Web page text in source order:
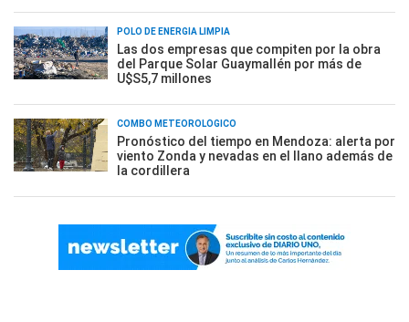
POLO DE ENERGÍA LIMPIA
Las dos empresas que compiten por la obra
del Parque Solar Guaymallén por más de
U$S5,7 millones
COMBO METEOROLÓGICO
Pronóstico del tiempo en Mendoza: alerta por
viento Zonda y nevadas en el llano además de
la cordillera